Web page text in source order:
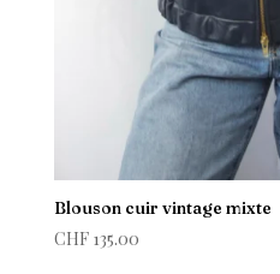
Blouson cuir vintage mixte
CHF135.00